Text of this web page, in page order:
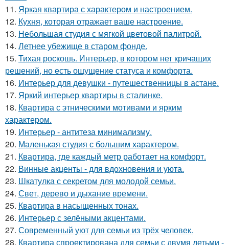
11. Яркая квартира с характером и настроением.
12. Кухня, которая отражает ваше настроение.
13. Небольшая студия с мягкой цветовой палитрой.
14. Летнее убежище в старом фонде.
15. Тихая роскошь. Интерьер, в котором нет кричащих
решений, но есть ощущение статуса и комфорта.
16. Интерьер для девушки - путешественницы в астане.
17. Яркий интерьер квартиры в сталинке.
18. Квартира с этническими мотивами и ярким
характером.
19. Интерьер - антитеза минимализму.
20. Маленькая студия с большим характером.
21. Квартира, где каждый метр работает на комфорт.
22. Винные акценты - для вдохновения и уюта.
23. Шкатулка с секретом для молодой семьи.
24. Свет, дерево и дыхание времени.
25. Квартира в насыщенных тонах.
26. Интерьер с зелёными акцентами.
27. Современный уют для семьи из трёх человек.
28. Квартира спроектирована для семьи с двумя детьми -